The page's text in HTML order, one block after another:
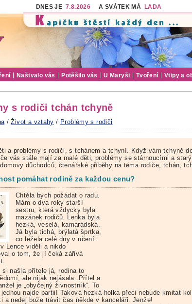
DNES JE 7.8.2026 A SVÁTEK MÁ LADA
Naštvalo vás Potěšilo vás U Maryši Tvoření Vtipy a
s rodiči tchán tchyně
/Život a vztahy / Problémy s rodiči
a problémy s rodiči, s tchánem a tchyní. Když vám tchyně
vás stále mají za malé děti, problémy se stárnoucími a
důchodců, čtenářské příběhy na téma rodiče, tchán,
pomáhat rodině za každou cenu?
Chtěla bych požádat o radu.
Mám o dva roky starší
sestru, která vždycky byla
mazánek rodičů. Lenka byla
hezká, veselá, kamarádská.
Já byla tichá, brýlatá šprtka,
co ležela celé dny v učení.
Lence viděli a nikdo
o tom, že jí čeká zářivá
si našla přítele já, rodina to
ale nijak nejásala. Přítel a
je „obyčejný živnostník“. To
jednou najde partii! Taková hezká holka přeci nebude kmitat
a nedej bože trávit čas někde v kanceláři. Jenže!